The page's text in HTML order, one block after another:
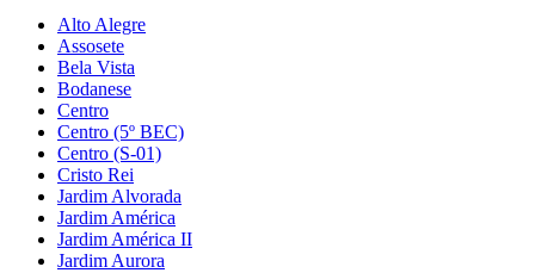
Alto Alegre
Assosete
Bela Vista
Bodanese
Centro
Centro (5º BEC)
Centro (S-01)
Cristo Rei
Jardim Alvorada
Jardim América
Jardim América II
Jardim Aurora